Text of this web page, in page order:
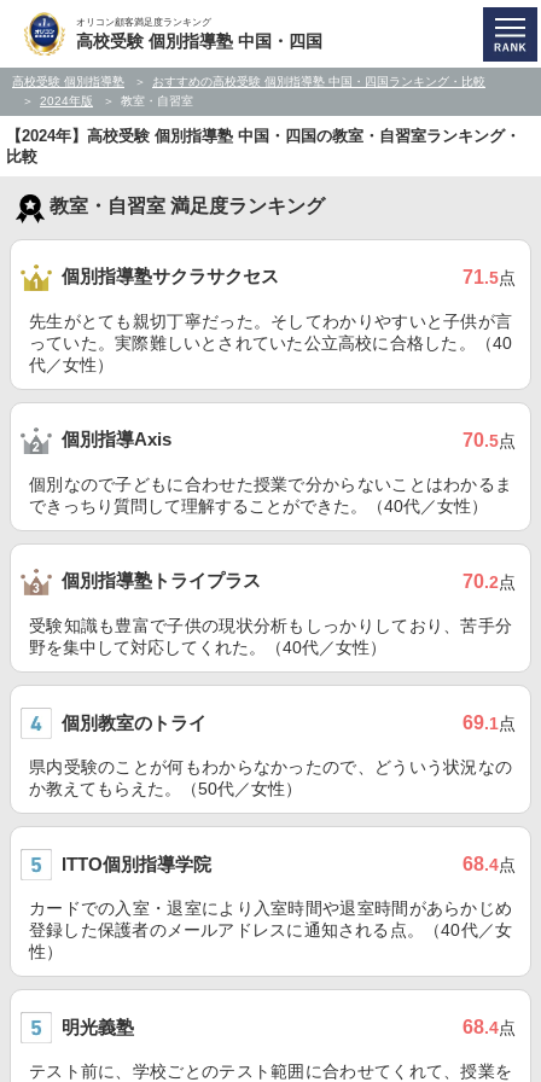
オリコン顧客満足度ランキング
高校受験 個別指導塾 中国・四国
高校受験 個別指導塾
おすすめの高校受験 個別指導塾 中国・四国ランキング・比較
2024年版
教室・自習室
【2024年】高校受験 個別指導塾 中国・四国の教室・自習室ランキング・
比較
教室・自習室 満足度ランキング
個別指導塾サクラサクセス 71.5点
先生がとても親切丁寧だった。そしてわかりやすいと子供が言
っていた。実際難しいとされていた公立高校に合格した。（40
代／女性）
個別指導Axis 70.5点
個別なので子どもに合わせた授業で分からないことはわかるま
できっちり質問して理解することができた。（40代／女性）
個別指導塾トライプラス 70.2点
受験知識も豊富で子供の現状分析もしっかりしており、苦手分
野を集中して対応してくれた。（40代／女性）
個別教室のトライ 69.1点
県内受験のことが何もわからなかったので、どういう状況なの
か教えてもらえた。（50代／女性）
ITTO個別指導学院 68.4点
カードでの入室・退室により入室時間や退室時間があらかじめ
登録した保護者のメールアドレスに通知される点。（40代／女
性）
明光義塾 68.4点
テスト前に、学校ごとのテスト範囲に合わせてくれて、授業を